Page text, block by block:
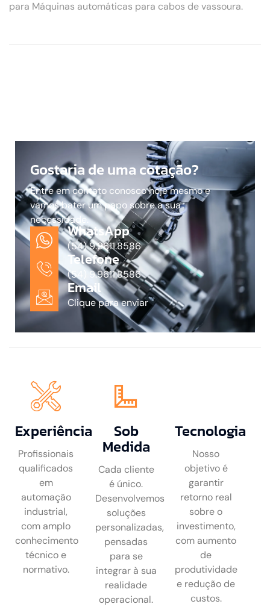
para Máquinas automáticas para cabos de vassoura.
Gostaria de uma cotação?
Entre em contato conosco hoje mesmo e
vamos bater um papo sobre a sua
necessidade.
WhatsApp
(54) 9.9611.8586
Telefone
(54) 9.9611.8586
Email
Clique para enviar
Experiência
Profissionais
qualificados
em
automação
industrial,
com amplo
conhecimento
técnico e
normativo.
Sob
Medida
Cada cliente
é único.
Desenvolvemos
soluções
personalizadas,
pensadas
para se
integrar à sua
realidade
operacional.
Tecnologia
Nosso
objetivo é
garantir
retorno real
sobre o
investimento,
com aumento
de
produtividade
e redução de
custos.